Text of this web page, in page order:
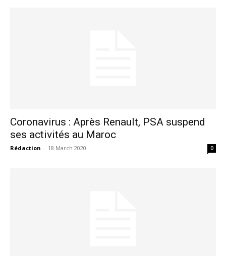
Coronavirus : Après Renault, PSA suspend
ses activités au Maroc
Rédaction - 18 March 2020 0